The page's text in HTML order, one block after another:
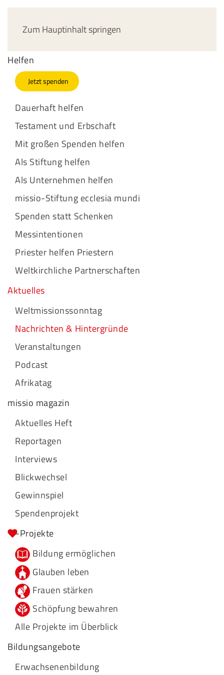
Zum Hauptinhalt springen
Helfen
Jetzt spenden
Dauerhaft helfen
Testament und Erbschaft
Mit großen Spenden helfen
Als Stiftung helfen
Als Unternehmen helfen
missio-Stiftung ecclesia mundi
Spenden statt Schenken
Messintentionen
Priester helfen Priestern
Weltkirchliche Partnerschaften
Aktuelles
Weltmissionssonntag
Nachrichten & Hintergründe
Veranstaltungen
Podcast
Afrikatag
missio magazin
Aktuelles Heft
Reportagen
Interviews
Blickwechsel
Gewinnspiel
Spendenprojekt
-Projekte
Bildung ermöglichen
Glauben leben
Frauen stärken
Schöpfung bewahren
Alle Projekte im Überblick
Bildungsangebote
Erwachsenenbildung